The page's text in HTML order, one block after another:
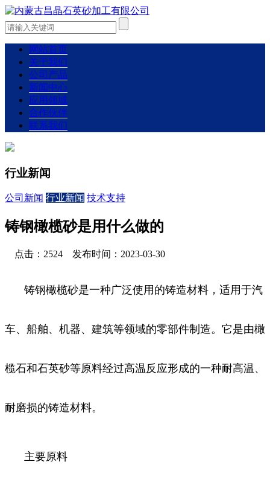
网站首页
关于我们
公司产品
新闻中心
应用领域
合作伙伴
联系我们
行业新闻
公司新闻 行业新闻 技术支持
铸钢橄榄砂是用什么做的
点击：2524 发布时间：2023-03-30
铸钢橄榄砂是一种广泛使用的铸造材料，适用于汽
车、船舶、机器、建筑等领域的零部件制造。它是由橄
榄石和石英砂等原料经过高温反应形成的一种耐高温、
耐磨损的铸造材料。
主要原料